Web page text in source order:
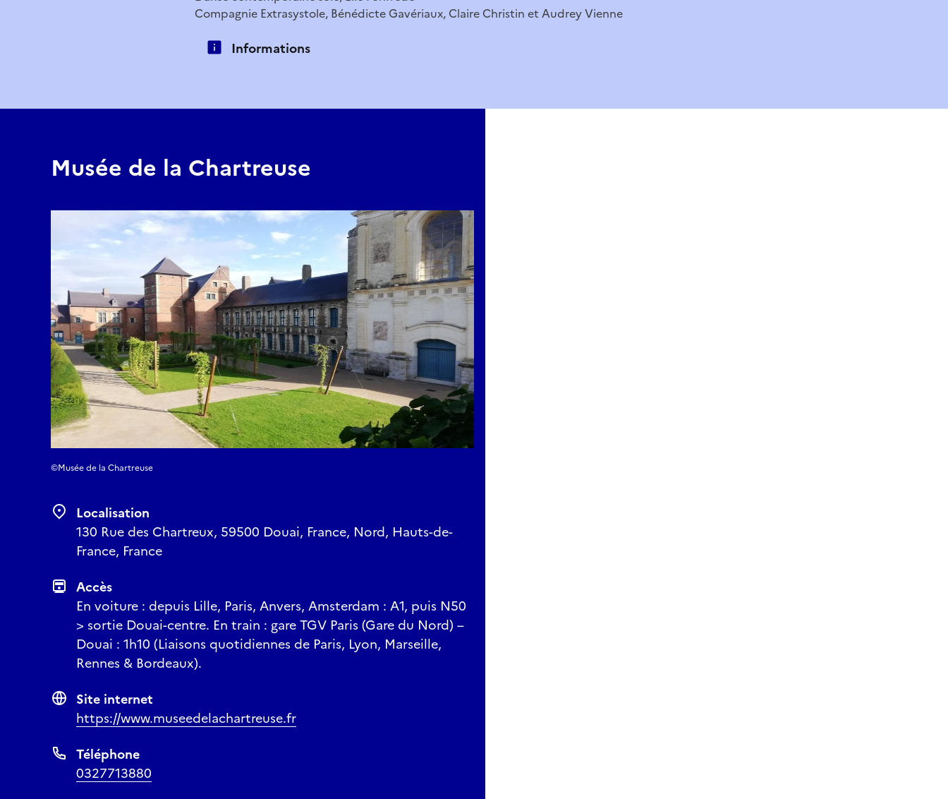
Compagnie Extrasystole, Bénédicte Gavériaux, Claire Christin et Audrey Vienne
Informations
Musée de la Chartreuse
©Musée de la Chartreuse
Localisation
130 Rue des Chartreux, 59500 Douai, France, Nord, Hauts-de-
France, France
Accès
En voiture : depuis Lille, Paris, Anvers, Amsterdam : A1, puis N50
> sortie Douai-centre. En train : gare TGV Paris (Gare du Nord) –
Douai : 1h10 (Liaisons quotidiennes de Paris, Lyon, Marseille,
Rennes & Bordeaux).
Site internet
https://www.museedelachartreuse.fr
Téléphone
0327713880